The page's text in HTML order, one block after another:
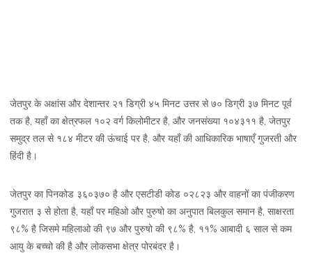
जेतपुर के अक्षांस और देशान्तर २१ डिग्री ४५ मिनट उत्तर से ७० डिग्री ३७ मिनट पूर्व
तक है, यहाँ का क्षेत्रफल १०२ वर्ग किलोमीटर है, और जनसंख्या १०४३११ है, जेतपुर
समुद्र तल से १८४ मीटर की ऊंचाई पर है, और यहाँ की आधिकारिक भाषाएँ गुजरती और
हिंदी है।
जेतपुर का पिनकोड ३६०३७० है और एसटीडी कोड ०२८२३ और वाहनों का पंजीकरण
गुजरात ३ से होता है, यहाँ पर महिओ और पुरुषो का अनुपात बिलकुल समान है, साक्षरता
९८% है जिसमे महिलाओ की ९७ और पुरुषो की ९८% है, ११% आबादी ६ साल से कम
आयु के बच्चो की है और लोकसभा क्षेत्र पोरबंदर है।